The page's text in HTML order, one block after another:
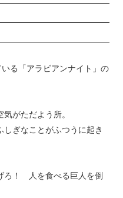
る「アラビアンナイト」の
がただよう所。
ぎなことがふつうに起き
ろ！ 人を食べる巨人を倒